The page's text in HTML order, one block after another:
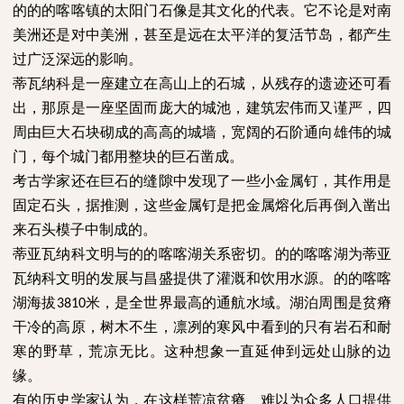
的的的喀喀镇的太阳门石像是其文化的代表。它不论是对南
美洲还是对中美洲，甚至是远在太平洋的复活节岛，都产生
过广泛深远的影响。
蒂瓦纳科是一座建立在高山上的石城，从残存的遗迹还可看
出，那原是一座坚固而庞大的城池，建筑宏伟而又谨严，四
周由巨大石块砌成的高高的城墙，宽阔的石阶通向雄伟的城
门，每个城门都用整块的巨石凿成。
考古学家还在巨石的缝隙中发现了一些小金属钉，其作用是
固定石头，据推测，这些金属钉是把金属熔化后再倒入凿出
来石头模子中制成的。
蒂亚瓦纳科文明与的的喀喀湖关系密切。的的喀喀湖为蒂亚
瓦纳科文明的发展与昌盛提供了灌溉和饮用水源。的的喀喀
湖海拔3810米，是全世界最高的通航水域。湖泊周围是贫瘠
干冷的高原，树木不生，凛冽的寒风中看到的只有岩石和耐
寒的野草，荒凉无比。这种想象一直延伸到远处山脉的边
缘。
有的历史学家认为，在这样荒凉贫瘠、难以为众多人口提供